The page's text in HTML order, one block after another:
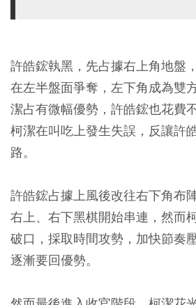
許皓鋐執黑，先占據右上角地盤
在左半盤面爭奪，左下角成為雙
潔占有微幅優勢，許皓鋐也花費
柯潔在叫吃上發生失誤，反讓許
路。
許皓鋐占據上風後改往右下角布
右上、右下黑棋開始串連，然而
破口，採取時間攻勢，加快節奏
逐漸要回優勢。